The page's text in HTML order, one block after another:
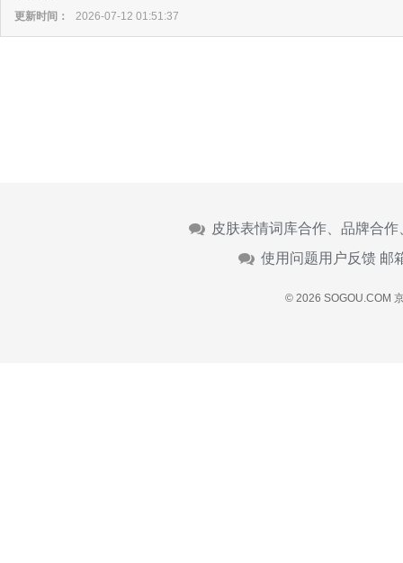
更新时间：
2026-07-12 01:51:37
皮肤表情词库合作、品牌合
使用问题用户反馈 邮
© 2026 SOGOU.COM